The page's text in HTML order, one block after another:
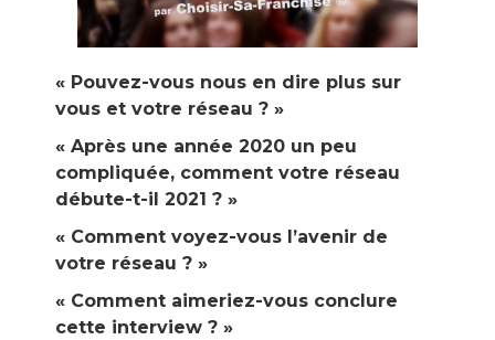
« Pouvez-vous nous en dire plus sur
vous et votre réseau ? »
« Après une année 2020 un peu
compliquée, comment votre réseau
débute-t-il 2021 ? »
« Comment voyez-vous l’avenir de
votre réseau ? »
« Comment aimeriez-vous conclure
cette interview ? »